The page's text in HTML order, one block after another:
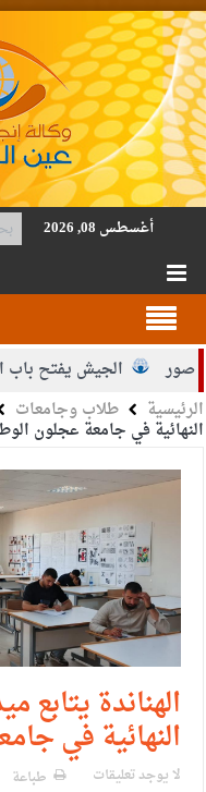
أغسطس 08, 2026
الجيش يفتح باب
محمود أحمد فريحات..
الرئيسية طلاب وجامعات
النهائية في جامعة عجلون
الهناندة يتابع
النهائية في
لا يوجد تعليقات طباعة